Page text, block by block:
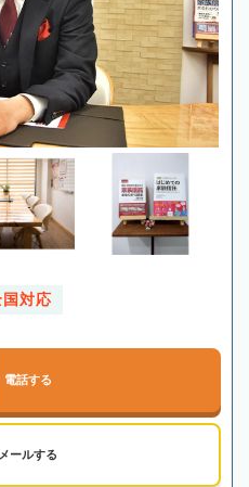
国対応
電話する
メールする